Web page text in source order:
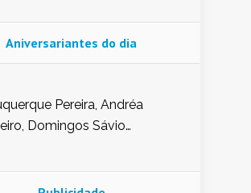
Aniversariantes do dia
Pereira, Andréa
Domingos Sávio
de Sena, Fátima Peixoto,